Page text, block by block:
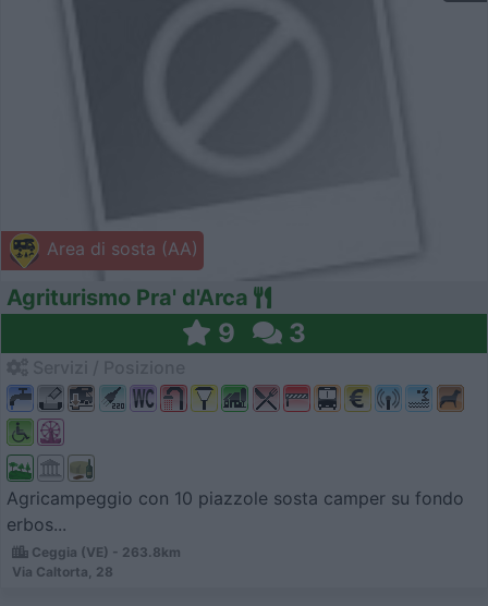
Area di sosta (AA)
Agriturismo Pra' d'Arca
9 3
Agricampeggio con 10 piazzole sosta camper su fondo
erbos...
Ceggia (VE) - 263.8km
Via Caltorta, 28